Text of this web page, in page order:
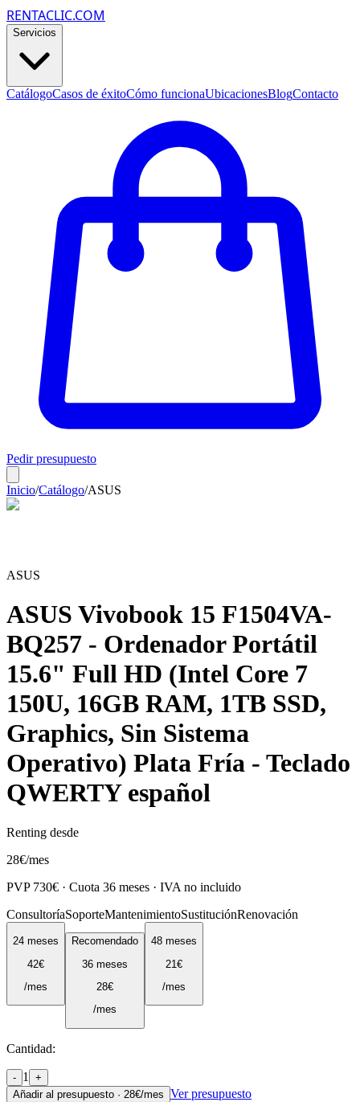
RENTACLIC.COM
Servicios
CatálogoCasos de éxitoCómo funcionaUbicacionesBlogContacto
Pedir presupuesto
Inicio/Catálogo/ASUS
ASUS
ASUS Vivobook 15 F1504VA-
BQ257 - Ordenador Portátil
15.6" Full HD (Intel Core 7
150U, 16GB RAM, 1TB SSD,
Graphics, Sin Sistema
Operativo) Plata Fría - Teclado
QWERTY español
Renting desde
28€/mes
PVP 730€ · Cuota 36 meses · IVA no incluido
ConsultoríaSoporteMantenimientoSustituciónRenovación
24 meses
42€
/mes
Recomendado
36 meses
28€
/mes
48 meses
21€
/mes
Cantidad:
- 1
+
Añadir al presupuesto · 28€/mes Ver presupuesto